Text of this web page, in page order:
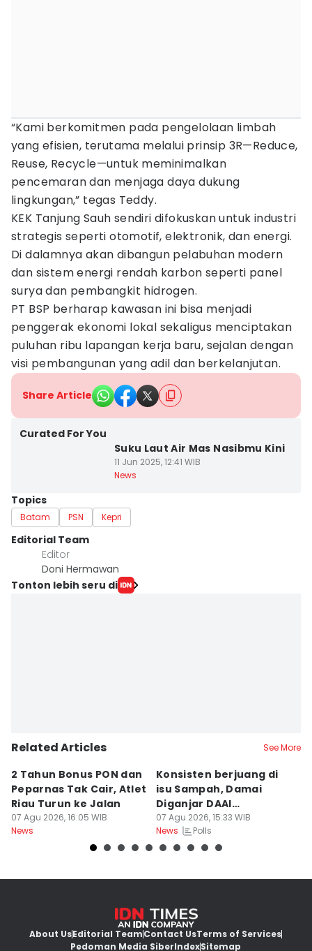
“Kami berkomitmen pada pengelolaan limbah
yang efisien, terutama melalui prinsip 3R—Reduce,
Reuse, Recycle—untuk meminimalkan
pencemaran dan menjaga daya dukung
lingkungan,” tegas Teddy.
KEK Tanjung Sauh sendiri difokuskan untuk industri
strategis seperti otomotif, elektronik, dan energi.
Di dalamnya akan dibangun pelabuhan modern
dan sistem energi rendah karbon seperti panel
surya dan pembangkit hidrogen.
PT BSP berharap kawasan ini bisa menjadi
penggerak ekonomi lokal sekaligus menciptakan
puluhan ribu lapangan kerja baru, sejalan dengan
visi pembangunan yang adil dan berkelanjutan.
Share Article
Curated For You
Suku Laut Air Mas Nasibmu Kini
11 Jun 2025, 12:41 WIB
News
Topics
Batam PSN Kepri
Editorial Team
Editor
Doni Hermawan
Tonton lebih seru di
Related Articles See More
2 Tahun Bonus PON dan
Peparnas Tak Cair, Atlet
Riau Turun ke Jalan
07 Agu 2026, 16:05 WIB
News
Konsisten berjuang di
isu Sampah, Damai
Diganjar DAAI
Inspiration Award 2026
07 Agu 2026, 15:33 WIB
News
Polls
About UsEditorial TeamContact UsTerms of Services
Pedoman Media SiberIndexSitemap